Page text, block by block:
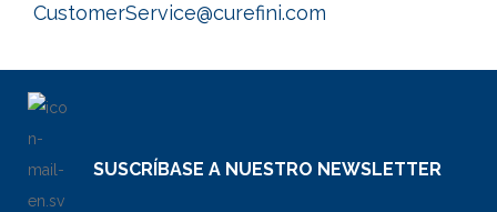
CustomerService@curefini.com
SUSCRÍBASE A NUESTRO NEWSLETTER